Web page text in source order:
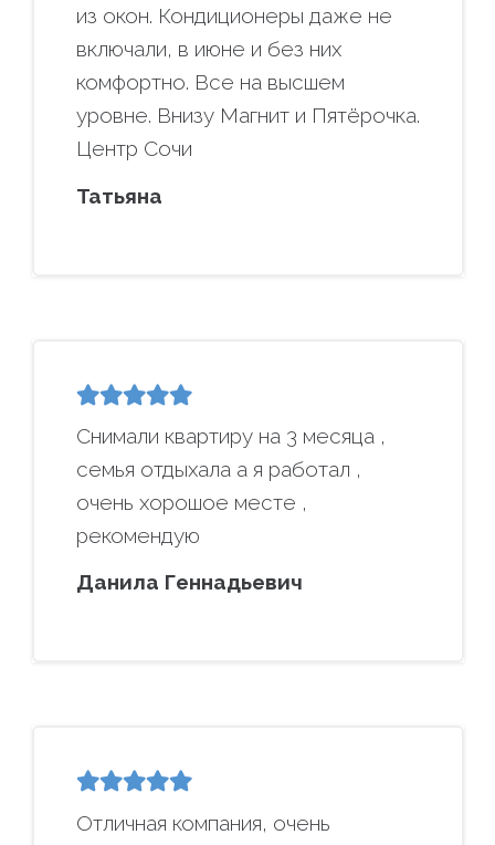
из окон. Кондиционеры даже не
включали, в июне и без них
комфортно. Все на высшем
уровне. Внизу Магнит и Пятёрочка.
Центр Сочи
Татьяна
Снимали квартиру на 3 месяца ,
семья отдыхала а я работал ,
очень хорошое месте ,
рекомендую
Данила Геннадьевич
Отличная компания, очень